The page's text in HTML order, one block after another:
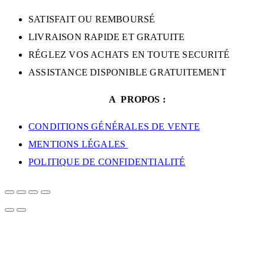
SATISFAIT OU REMBOURSÉ
LIVRAISON RAPIDE ET GRATUITE
RÉGLEZ VOS ACHATS EN TOUTE SECURITÉ
ASSISTANCE DISPONIBLE GRATUITEMENT
A PROPOS :
CONDITIONS GÉNÉRALES DE VENTE
MENTIONS LÉGALES
POLITIQUE DE CONFIDENTIALITÉ